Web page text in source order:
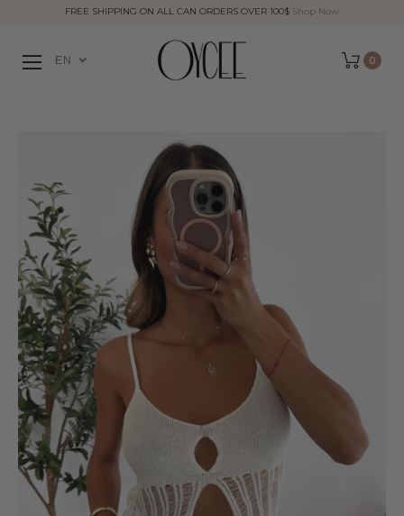
FREE SHIPPING ON ALL CAN ORDERS OVER 100$ Shop Now
EN Cart 0